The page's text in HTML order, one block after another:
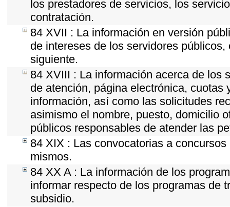
los prestadores de servicios, los
contratación.
84 XVII : La información en versión
de intereses de los servidores
siguiente.
84 XVIII : La información acerca de los
de atención, página electrónica,
información, así como las solicitudes
asimismo el nombre, puesto, domicilio
públicos responsables de atender las
84 XIX : Las convocatorias a
mismos.
84 XX A : La información de los
informar respecto de los programas de
subsidio.